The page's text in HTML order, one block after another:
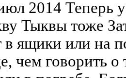
2014 Теперь
Тыквы тоже
ящики или на
чем говорить о